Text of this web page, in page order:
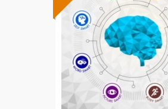
Formación 100%
subvencionada.
Para desempleados,
trabajadores y autónomos.
Sector
-Educación.